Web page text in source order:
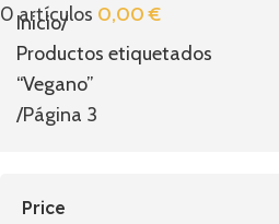
0artículos 0,00€
Inicio
Productos etiquetados
“Vegano”
Página 3
Price